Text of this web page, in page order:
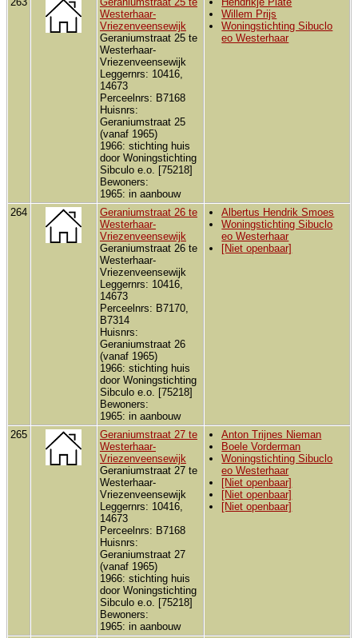
Westerhaar-
Vriezenveensewijk
Geraniumstraat 25 te
Westerhaar-
Vriezenveensewijk
Leggernrs: 10416,
14673
Perceelnrs: B7168
Huisnrs:
Geraniumstraat 25
(vanaf 1965)
1966: stichting huis
door Woningstichting
Sibculo e.o. [75218]
Bewoners:
1965: in aanbouw
Willem Prijs
Woningstichting Sibuclo
eo Westerhaar
264
Geraniumstraat 26 te
Westerhaar-
Vriezenveensewijk
Geraniumstraat 26 te
Westerhaar-
Vriezenveensewijk
Leggernrs: 10416,
14673
Perceelnrs: B7170,
B7314
Huisnrs:
Geraniumstraat 26
(vanaf 1965)
1966: stichting huis
door Woningstichting
Sibculo e.o. [75218]
Bewoners:
1965: in aanbouw
Albertus Hendrik Smoes
Woningstichting Sibuclo
eo Westerhaar
[Niet openbaar]
265
Geraniumstraat 27 te
Westerhaar-
Vriezenveensewijk
Geraniumstraat 27 te
Westerhaar-
Vriezenveensewijk
Leggernrs: 10416,
14673
Perceelnrs: B7168
Huisnrs:
Geraniumstraat 27
(vanaf 1965)
1966: stichting huis
door Woningstichting
Sibculo e.o. [75218]
Bewoners:
1965: in aanbouw
Anton Trijnes Nieman
Boele Vorderman
Woningstichting Sibuclo
eo Westerhaar
[Niet openbaar]
[Niet openbaar]
[Niet openbaar]